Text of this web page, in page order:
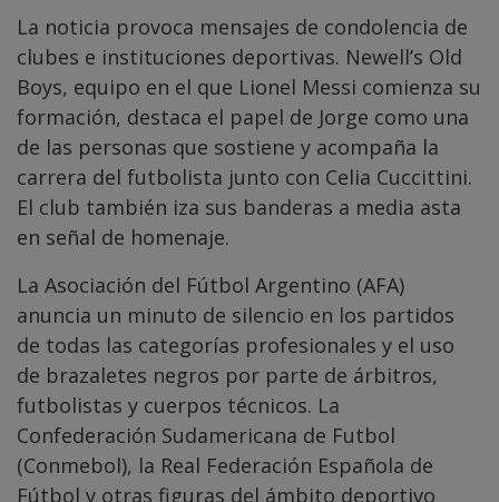
La noticia provoca mensajes de condolencia de
clubes e instituciones deportivas. Newell’s Old
Boys, equipo en el que Lionel Messi comienza su
formación, destaca el papel de Jorge como una
de las personas que sostiene y acompaña la
carrera del futbolista junto con Celia Cuccittini.
El club también iza sus banderas a media asta
en señal de homenaje.
La Asociación del Fútbol Argentino (AFA)
anuncia un minuto de silencio en los partidos
de todas las categorías profesionales y el uso
de brazaletes negros por parte de árbitros,
futbolistas y cuerpos técnicos. La
Confederación Sudamericana de Futbol
(Conmebol), la Real Federación Española de
Fútbol y otras figuras del ámbito deportivo